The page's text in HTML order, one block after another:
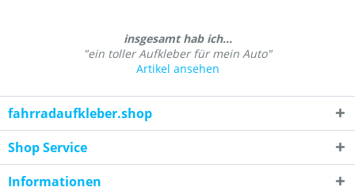
insgesamt hab ich...
"ein toller Aufkleber für mein Auto"
Artikel ansehen
fahrradaufkleber.shop
Shop Service
Informationen